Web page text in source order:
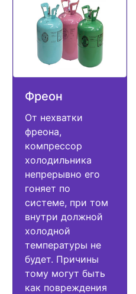
Фреон
От нехватки
фреона,
компрессор
холодильника
непрерывно его
гоняет по
системе, при том
внутри должной
холодной
температуры не
будет. Причины
тому могут быть
как повреждения